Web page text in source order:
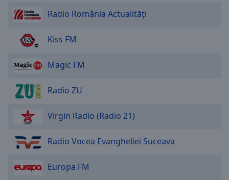
Radio România Actualități
Kiss FM
Magic FM
Radio ZU
Virgin Radio (Radio 21)
Radio Vocea Evangheliei Suceava
Europa FM